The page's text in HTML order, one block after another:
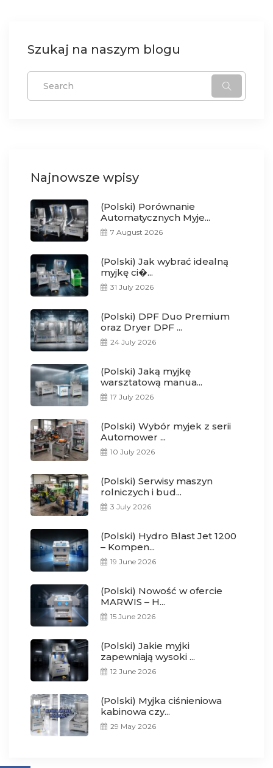
Szukaj na naszym blogu
Najnowsze wpisy
(Polski) Porównanie
Automatycznych Myje...
7 August 2026
(Polski) Jak wybrać idealną
myjkę ci�...
31 July 2026
(Polski) DPF Duo Premium
oraz Dryer DPF ...
24 July 2026
(Polski) Jaką myjkę
warsztatową manua...
17 July 2026
(Polski) Wybór myjek z serii
Automower ...
10 July 2026
(Polski) Serwisy maszyn
rolniczych i bud...
3 July 2026
(Polski) Hydro Blast Jet 1200
– Kompen...
19 June 2026
(Polski) Nowość w ofercie
MARWIS – H...
15 June 2026
(Polski) Jakie myjki
zapewniają wysoki ...
12 June 2026
(Polski) Myjka ciśnieniowa
kabinowa czy...
29 May 2026